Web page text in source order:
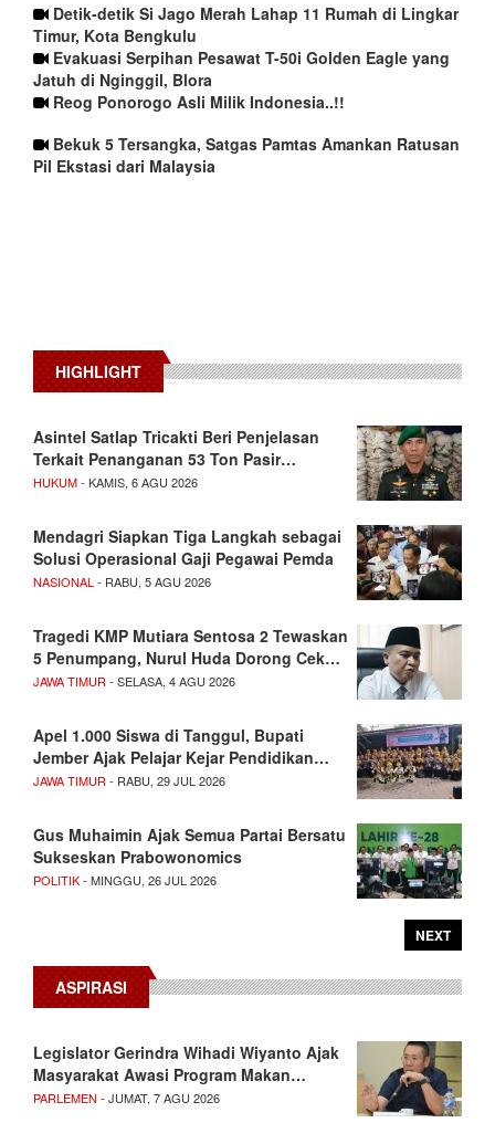
Detik-detik Si Jago Merah Lahap 11 Rumah di Lingkar
Timur, Kota Bengkulu
Evakuasi Serpihan Pesawat T-50i Golden Eagle yang
Jatuh di Nginggil, Blora
Reog Ponorogo Asli Milik Indonesia..!!
Bekuk 5 Tersangka, Satgas Pamtas Amankan Ratusan
Pil Ekstasi dari Malaysia
HIGHLIGHT
Asintel Satlap Tricakti Beri Penjelasan
Terkait Penanganan 53 Ton Pasir…
HUKUM- KAMIS, 6 AGU 2026
Mendagri Siapkan Tiga Langkah sebagai
Solusi Operasional Gaji Pegawai Pemda
NASIONAL - RABU, 5 AGU 2026
Tragedi KMP Mutiara Sentosa 2 Tewaskan
5 Penumpang, Nurul Huda Dorong Cek…
JAWA TIMUR - SELASA, 4 AGU 2026
Apel 1.000 Siswa di Tanggul, Bupati
Jember Ajak Pelajar Kejar Pendidikan…
JAWA TIMUR - RABU, 29 JUL 2026
Gus Muhaimin Ajak Semua Partai Bersatu
Sukseskan Prabowonomics
POLITIK- MINGGU, 26 JUL 2026
NEXT
ASPIRASI
Legislator Gerindra Wihadi Wiyanto Ajak
Masyarakat Awasi Program Makan…
PARLEMEN - JUMAT, 7 AGU 2026